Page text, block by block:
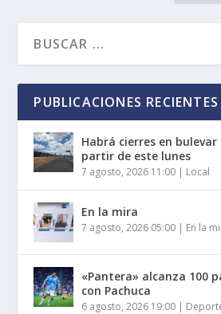
PUBLICACIONES RECIENTES
Habrá cierres en bulevar
partir de este lunes
7 agosto, 2026 11:00 | Local
En la mira
7 agosto, 2026 05:00 | En la
«Pantera» alcanza 100
con Pachuca
6 agosto, 2026 19:00 |